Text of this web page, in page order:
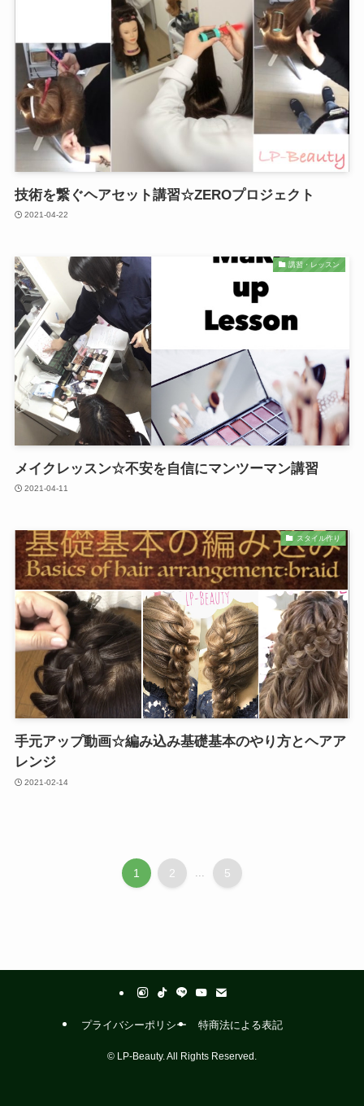
技術を繋ぐヘアセット講習☆ZEROプロジェクト
2021-04-22
講習・レッスン
メイクレッスン☆不安を自信にマンツーマン講習
2021-04-11
スタイル作り
手元アップ動画☆編み込み基礎基本のやり方とヘアア
レンジ
2021-02-14
1 2 ... 5
プライバシーポリシー 特商法による表記
© LP-Beauty. All Rights Reserved.